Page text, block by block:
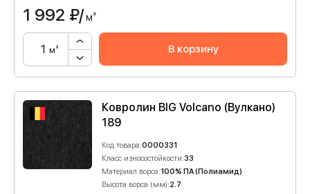
1 992 ₽/м²
м² В корзину
Ковролин BIG Volcano (Вулкано)
189
Код товара:0000331
Класс износостойкости:33
Материал ворса:100% ПА (Полиамид)
Высота ворса (мм):2.7